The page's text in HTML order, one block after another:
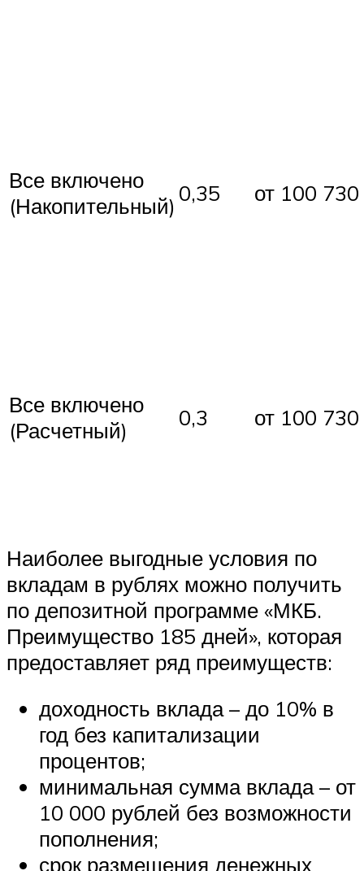
Все включено
(Накопительный) 0,35 от 100 730
Все включено
(Расчетный)
0,3 от 100 730
Наиболее выгодные условия по
вкладам в рублях можно получить
по депозитной программе «МКБ.
Преимущество 185 дней», которая
предоставляет ряд преимуществ:
доходность вклада – до 10% в
год без капитализации
процентов;
минимальная сумма вклада – от
10 000 рублей без возможности
пополнения;
срок размещения денежных